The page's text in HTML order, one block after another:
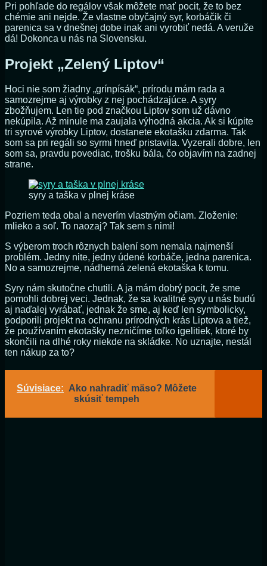
Pri pohľade do regálov však môžete mať pocit, že to bez
chémie ani nejde. Že vlastne obyčajný syr, korbáčik či
parenica sa v dnešnej dobe inak ani vyrobiť nedá. A veruže
dá! Dokonca u nás na Slovensku.
Projekt „Zelený Liptov“
Hoci nie som žiadny „grínpísák“, prírodu mám rada a
samozrejme aj výrobky z nej pochádzajúce. A syry
zbožňujem. Len tie pod značkou Liptov som už dávno
nekúpila. Až minule ma zaujala výhodná akcia. Ak si kúpite
tri syrové výrobky Liptov, dostanete ekotašku zdarma. Tak
som sa pri regáli so syrmi hneď pristavila. Vyzerali dobre, len
som sa, pravdu povediac, trošku bála, čo objavím na zadnej
strane.
syry a taška v plnej kráse
Pozriem teda obal a neverím vlastným očiam. Zloženie:
mlieko a soľ. To naozaj? Tak sem s nimi!
S výberom troch rôznych balení som nemala najmenší
problém. Jedny nite, jedny údené korbáče, jedna parenica.
No a samozrejme, nádherná zelená ekotaška k tomu.
Syry nám skutočne chutili. A ja mám dobrý pocit, že sme
pomohli dobrej veci. Jednak, že sa kvalitné syry u nás budú
aj naďalej vyrábať, jednak že sme, aj keď len symbolicky,
podporili projekt na ochranu prírodných krás Liptova a tiež,
že používaním ekotašky nezničíme toľko igelitiek, ktoré by
skončili na dlhé roky niekde na skládke. No uznajte, nestál
ten nákup za to?
Súvisiace: Ako nahradiť mäso? Môžete
skúsiť tempeh